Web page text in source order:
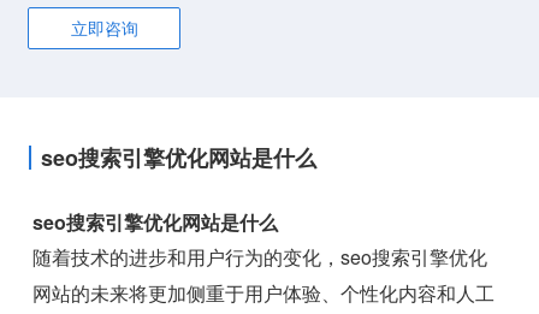
立即咨询
seo搜索引擎优化网站是什么
seo搜索引擎优化网站是什么
随着技术的进步和用户行为的变化，seo搜索引擎优化
网站的未来将更加侧重于用户体验、个性化内容和人工